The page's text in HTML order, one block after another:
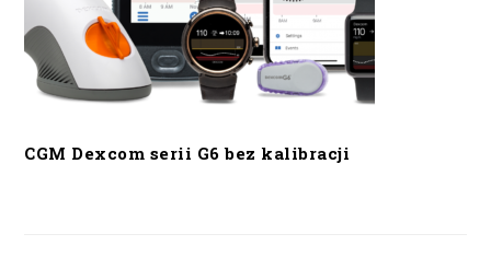
CGM Dexcom serii G6 bez kalibracji